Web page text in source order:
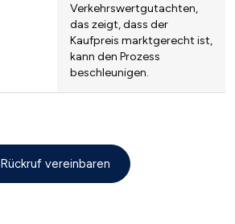
Verkehrswertgutachten,
das zeigt, dass der
Kaufpreis marktgerecht ist,
kann den Prozess
beschleunigen.
Rückruf vereinbaren